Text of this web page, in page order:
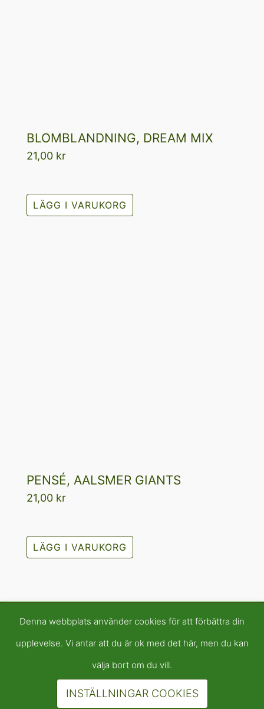
BLOMBLANDNING, DREAM MIX
21,00 kr
LÄGG I VARUKORG
PENSÉ, AALSMER GIANTS
21,00 kr
LÄGG I VARUKORG
Denna webbplats använder cookies för att förbättra din
upplevelse. Vi antar att du är ok med det här, men du kan
välja bort om du vill.
INSTÄLLNINGAR COOKIES